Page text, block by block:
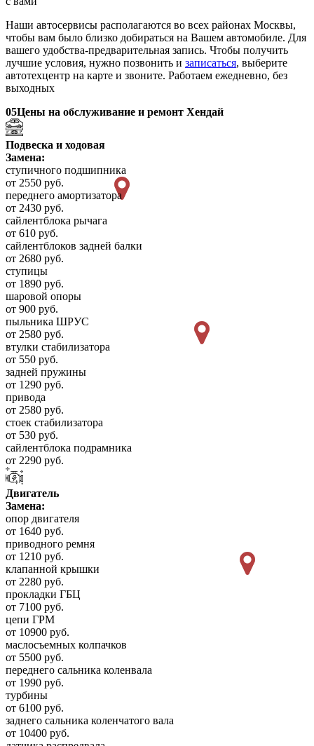
Наши автосервисы располагаются во всех районах Москвы,
чтобы вам было близко добираться на Вашем автомобиле. Для
вашего удобства-предварительная запись. Чтобы получить
лучшие условия, нужно позвонить и записаться, выберите
автотехцентр на карте и звоните. Работаем ежедневно, без
выходных
05Цены на обслуживание и ремонт Хендай
Подвеска и ходовая
Замена:
ступичного подшипника
от 2550 руб.
переднего амортизатора
от 2430 руб.
сайлентблока рычага
от 610 руб.
сайлентблоков задней балки
от 2680 руб.
ступицы
от 1890 руб.
шаровой опоры
от 900 руб.
пыльника ШРУС
от 2580 руб.
втулки стабилизатора
от 550 руб.
задней пружины
от 1290 руб.
привода
от 2580 руб.
стоек стабилизатора
от 530 руб.
сайлентблока подрамника
от 2290 руб.
Двигатель
Замена:
опор двигателя
от 1640 руб.
приводного ремня
от 1210 руб.
клапанной крышки
от 2280 руб.
прокладки ГБЦ
от 7100 руб.
цепи ГРМ
от 10900 руб.
маслосъемных колпачков
от 5500 руб.
переднего сальника коленвала
от 1990 руб.
турбины
от 6100 руб.
заднего сальника коленчатого вала
от 10400 руб.